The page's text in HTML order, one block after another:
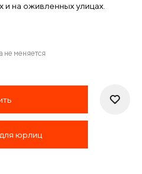
на оживленных улицах.
не меняется
юрлиц